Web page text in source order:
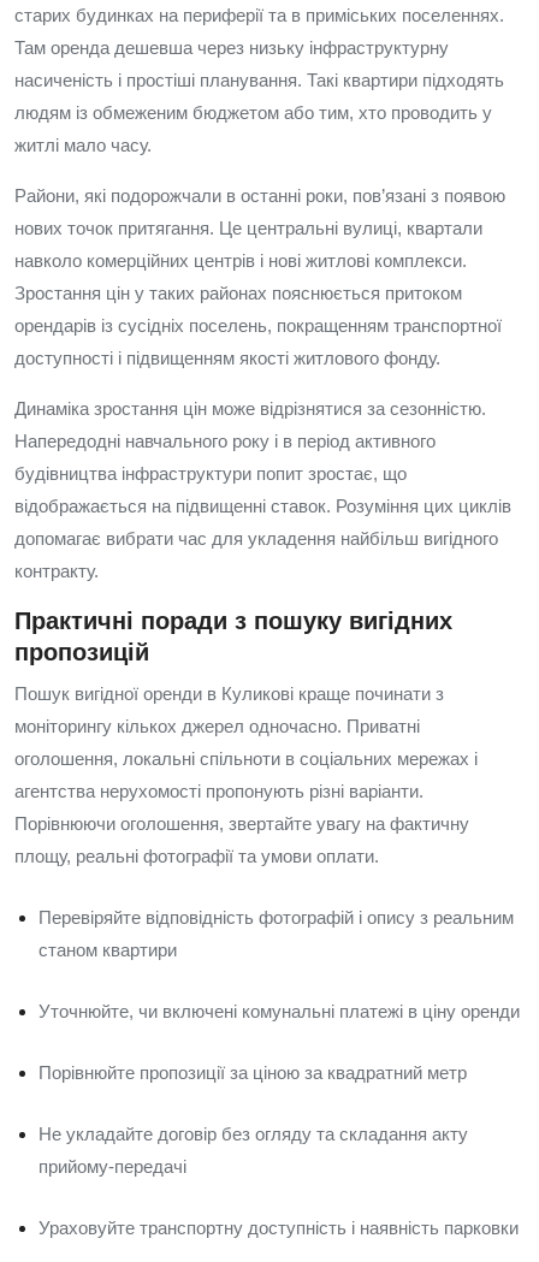
старих будинках на периферії та в приміських поселеннях.
Там оренда дешевша через низьку інфраструктурну
насиченість і простіші планування. Такі квартири підходять
людям із обмеженим бюджетом або тим, хто проводить у
житлі мало часу.
Райони, які подорожчали в останні роки, пов’язані з появою
нових точок притягання. Це центральні вулиці, квартали
навколо комерційних центрів і нові житлові комплекси.
Зростання цін у таких районах пояснюється притоком
орендарів із сусідніх поселень, покращенням транспортної
доступності і підвищенням якості житлового фонду.
Динаміка зростання цін може відрізнятися за сезонністю.
Напередодні навчального року і в період активного
будівництва інфраструктури попит зростає, що
відображається на підвищенні ставок. Розуміння цих циклів
допомагає вибрати час для укладення найбільш вигідного
контракту.
Практичні поради з пошуку вигідних
пропозицій
Пошук вигідної оренди в Куликові краще починати з
моніторингу кількох джерел одночасно. Приватні
оголошення, локальні спільноти в соціальних мережах і
агентства нерухомості пропонують різні варіанти.
Порівнюючи оголошення, звертайте увагу на фактичну
площу, реальні фотографії та умови оплати.
Перевіряйте відповідність фотографій і опису з реальним
станом квартири
Уточнюйте, чи включені комунальні платежі в ціну оренди
Порівнюйте пропозиції за ціною за квадратний метр
Не укладайте договір без огляду та складання акту
прийому-передачі
Ураховуйте транспортну доступність і наявність парковки